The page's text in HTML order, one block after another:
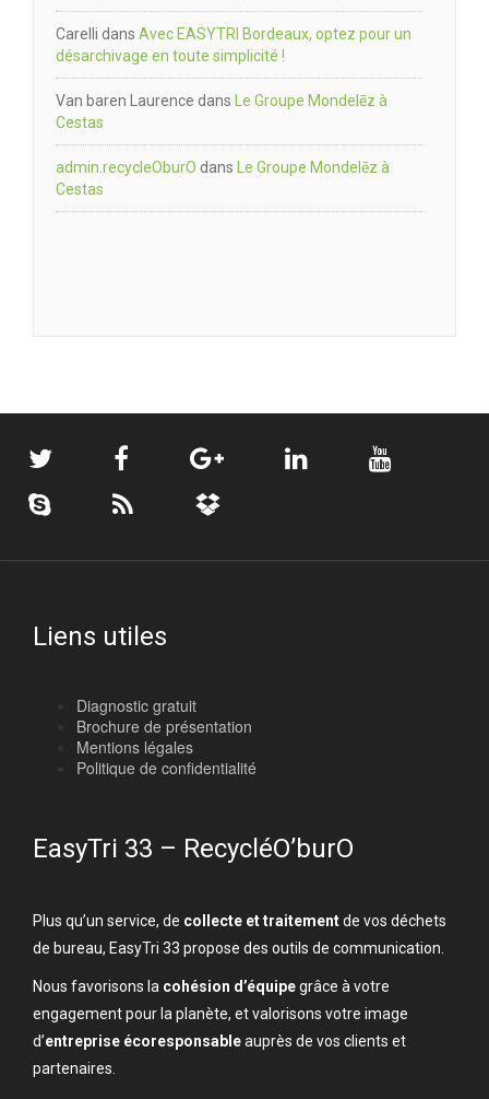
Carelli dans Avec EASYTRI Bordeaux, optez pour un
désarchivage en toute simplicité !
Van baren Laurence dans Le Groupe Mondelēz à
Cestas
admin.recycleOburO dans Le Groupe Mondelēz à
Cestas
Liens utiles
Diagnostic gratuit
Brochure de présentation
Mentions légales
Politique de confidentialité
EasyTri 33 – RecycléO’burO
Plus qu’un service, de collecte et traitementde vos déchets
de bureau, EasyTri 33 propose des outils de communication.
Nous favorisons la cohésion d’équipegrâce à votre
engagement pour la planète, et valorisons votre image
d’entreprise écoresponsableauprès de vos clients et
partenaires.